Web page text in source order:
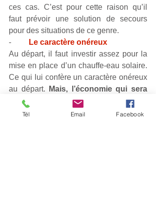
ces cas. C’est pour cette raison qu’il
faut prévoir une solution de secours
pour des situations de ce genre.
-
Le caractère onéreux
Au départ, il faut investir assez pour la
mise en place d’un chauffe-eau solaire.
Ce qui lui confère un caractère onéreux
au départ.
Mais, l’économie qui sera
réalisée sur les factures par la suite
assure le retour sur investissement.
Tél Email Facebook